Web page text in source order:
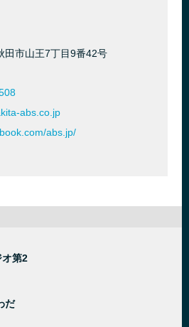
田市山王7丁目9番42号
abs.co.jp
abs.jp/
オ第2
だ